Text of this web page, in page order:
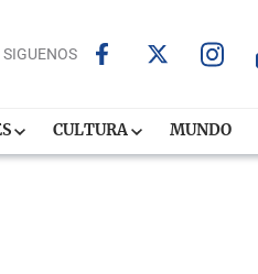
SIGUENOS
CULTURA MUNDO